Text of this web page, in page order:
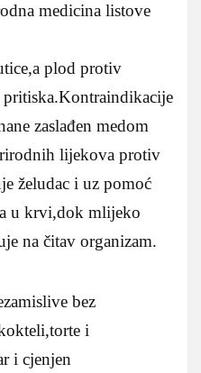
medicina listove
plod protiv
zaslađen medom
lijekova protiv
želudac i uz pomoć
u krvi,dok mlijeko
na čitav organizam.
bez
i
i cjenjen